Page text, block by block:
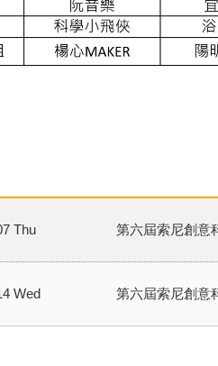
Thu 第六屆索尼創意
Wed 第六屆索尼創意